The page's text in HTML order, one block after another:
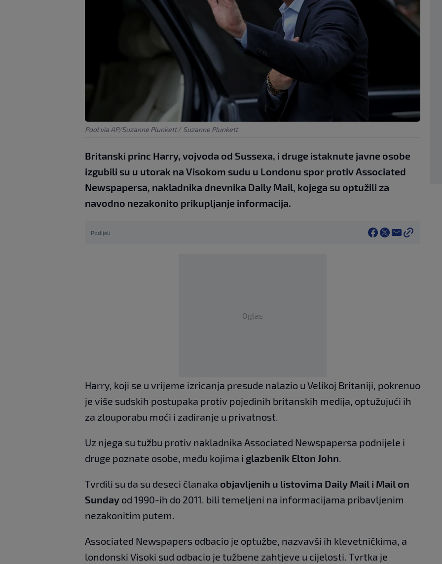
Pool via AP/Suzanne Plunkett / Suzanne Plunkett
Britanski princ Harry, vojvoda od Sussexa, i druge istaknute javne osobe
izgubili su u utorak na Visokom sudu u Londonu spor protiv Associated
Newspapersa, nakladnika dnevnika Daily Mail, kojega su optužili za
navodno nezakonito prikupljanje informacija.
Podijeli
Oglas
Harry, koji se u vrijeme izricanja presude nalazio u Velikoj Britaniji, pokrenuo
je više sudskih postupaka protiv pojedinih britanskih medija, optužujući ih
za zlouporabu moći i zadiranje u privatnost.
Uz njega su tužbu protiv nakladnika Associated Newspapersa podnijele i
druge poznate osobe, među kojima i glazbenik Elton John.
Tvrdili su da su deseci članaka objavljenih u listovima Daily Mail i Mail on
Sunday od 1990-ih do 2011. bili temeljeni na informacijama pribavljenim
nezakonitim putem.
Associated Newspapers odbacio je optužbe, nazvavši ih klevetničkima, a
londonski Visoki sud odbacio je tužbene zahtjeve u cijelosti. Tvrtka je